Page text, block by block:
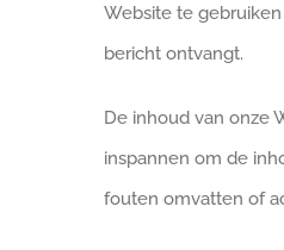
Website te
bericht ontvangt.
De inhoud van onze
inspannen om de
fouten omvatten of